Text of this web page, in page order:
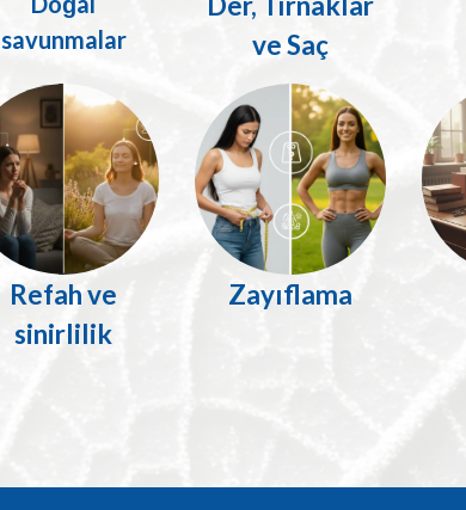
savunmalar
ve Saç
Refah ve
sinirlilik
Zayıflama